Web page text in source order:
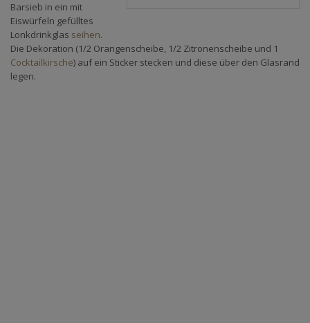
Barsieb in ein mit
Eiswürfeln gefülltes
Lonkdrinkglas seihen.
Die Dekoration (1/2 Orangenscheibe, 1/2 Zitronenscheibe und 1
Cocktailkirsche) auf ein Sticker stecken und diese über den Glasrand
legen.